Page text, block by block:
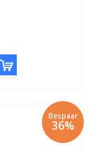
Bespaar
36%